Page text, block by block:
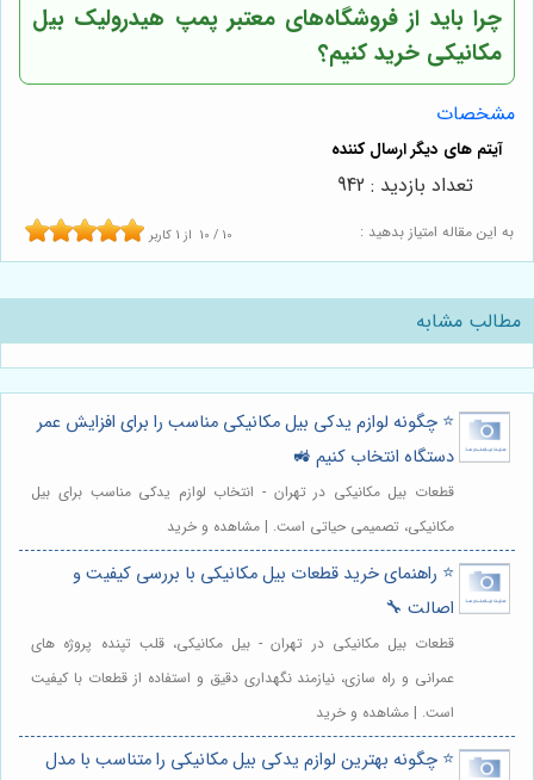
چرا باید از فروشگاه‌های معتبر پمپ هیدرولیک بیل
مکانیکی خرید کنیم؟
مشخصات
به این مقاله امتیاز بدهید : 10 / 10 از 1 کاربر
تعداد بازدید : 942
مطالب مشابه
⭐️ چگونه لوازم یدکی بیل مکانیکی مناسب را برای افزایش عمر
دستگاه انتخاب کنیم 🚜
قطعات بیل مکانیکی در تهران - انتخاب لوازم یدکی مناسب برای بیل
مکانیکی، تصمیمی حیاتی است. | مشاهده و خرید
⭐️ راهنمای خرید قطعات بیل مکانیکی با بررسی کیفیت و
اصالت 🔧
قطعات بیل مکانیکی در تهران - بیل مکانیکی، قلب تپنده پروژه های
عمرانی و راه سازی، نیازمند نگهداری دقیق و استفاده از قطعات با کیفیت
است. | مشاهده و خرید
⭐️ چگونه بهترین لوازم یدکی بیل مکانیکی را متناسب با مدل